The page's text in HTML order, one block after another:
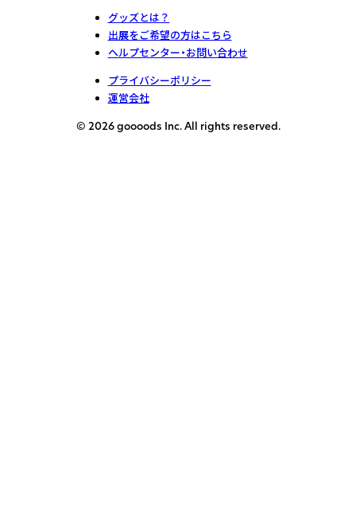
グッズとは？
出展をご希望の方はこちら
ヘルプセンター・お問い合わせ
プライバシーポリシー
運営会社
© 2026 goooods Inc. All rights reserved.